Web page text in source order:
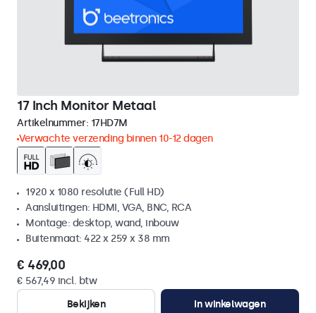
17 Inch Monitor Metaal
Artikelnummer: 17HD7M
Verwachte verzending binnen 10-12 dagen
1920 x 1080 resolutie (Full HD)
Aansluitingen: HDMI, VGA, BNC, RCA
Montage: desktop, wand, inbouw
Buitenmaat: 422 x 259 x 38 mm
€ 469,00
€ 567,49 incl. btw
Bekijken
In winkelwagen